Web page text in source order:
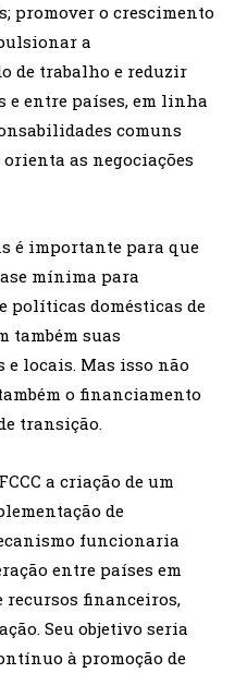
promover o crescimento
a
de trabalho e reduzir
e entre países, em linha
comuns
as negociações
é importante para que
mínima para
políticas domésticas de
também suas
locais. Mas isso não
o financiamento
transição.
a criação de um
de
funcionaria
entre países em
recursos financeiros,
Seu objetivo seria
à promoção de